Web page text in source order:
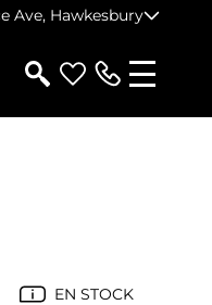
Ave, Hawkesbury
EN STOCK